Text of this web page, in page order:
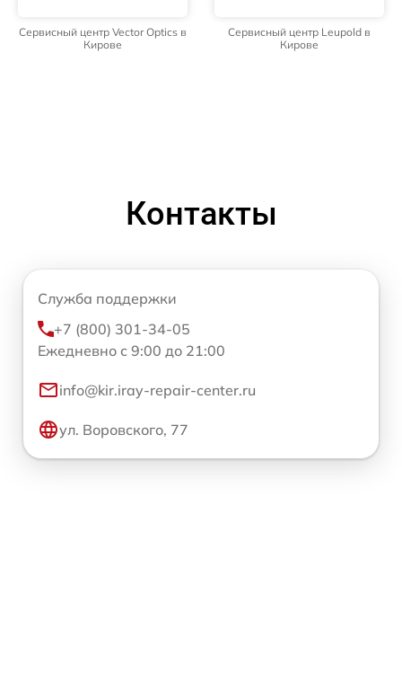
Сервисный центр Vector Optics в
Кирове
Сервисный центр Leupold в
Кирове
Контакты
Служба поддержки
+7 (800) 301-34-05
Ежедневно с 9:00 до 21:00
info@kir.iray-repair-center.ru
ул. Воровского, 77